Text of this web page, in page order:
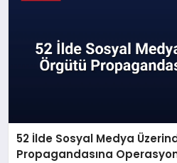
52 İlde Sosyal Medya
Propagandasına